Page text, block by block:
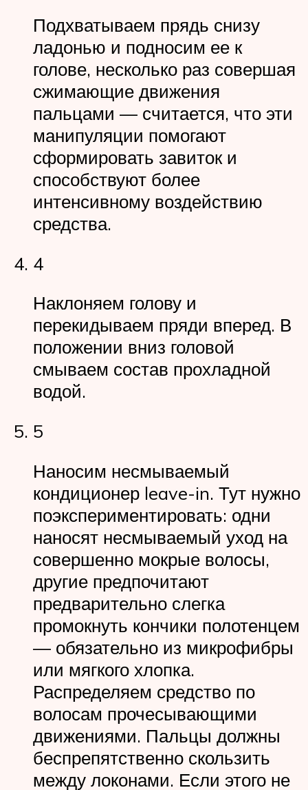
Подхватываем прядь снизу
ладонью и подносим ее к
голове, несколько раз совершая
сжимающие движения
пальцами — считается, что эти
манипуляции помогают
сформировать завиток и
способствуют более
интенсивному воздействию
средства.
4
Наклоняем голову и
перекидываем пряди вперед. В
положении вниз головой
смываем состав прохладной
водой.
5
Наносим несмываемый
кондиционер leave-in. Тут нужно
поэкспериментировать: одни
наносят несмываемый уход на
совершенно мокрые волосы,
другие предпочитают
предварительно слегка
промокнуть кончики полотенцем
— обязательно из микрофибры
или мягкого хлопка.
Распределяем средство по
волосам прочесывающими
движениями. Пальцы должны
беспрепятственно скользить
между локонами. Если этого не